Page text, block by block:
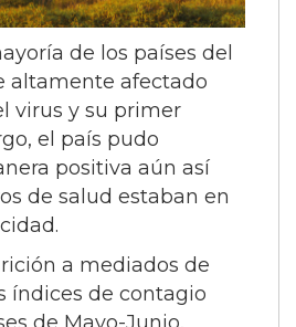
de los países del
altamente afectado
virus y su primer
el país pudo
positiva aún así
de salud estaban en
a mediados de
índices de contagio